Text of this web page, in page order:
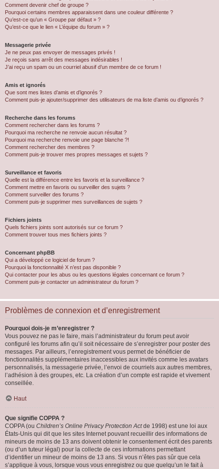
Comment devenir chef de groupe ?
Pourquoi certains membres apparaissent dans une couleur différente ?
Qu’est-ce qu’un « Groupe par défaut » ?
Qu’est-ce que le lien « L’équipe du forum » ?
Messagerie privée
Je ne peux pas envoyer de messages privés !
Je reçois sans arrêt des messages indésirables !
J’ai reçu un spam ou un courriel abusif d’un membre de ce forum !
Amis et ignorés
Que sont mes listes d’amis et d’ignorés ?
Comment puis-je ajouter/supprimer des utilisateurs de ma liste d’amis ou d’ignorés ?
Recherche dans les forums
Comment rechercher dans les forums ?
Pourquoi ma recherche ne renvoie aucun résultat ?
Pourquoi ma recherche renvoie une page blanche ?!
Comment rechercher des membres ?
Comment puis-je trouver mes propres messages et sujets ?
Surveillance et favoris
Quelle est la différence entre les favoris et la surveillance ?
Comment mettre en favoris ou surveiller des sujets ?
Comment surveiller des forums ?
Comment puis-je supprimer mes surveillances de sujets ?
Fichiers joints
Quels fichiers joints sont autorisés sur ce forum ?
Comment trouver tous mes fichiers joints ?
Concernant phpBB
Qui a développé ce logiciel de forum ?
Pourquoi la fonctionnalité X n’est pas disponible ?
Qui contacter pour les abus ou les questions légales concernant ce forum ?
Comment puis-je contacter un administrateur du forum ?
Problèmes de connexion et d’enregistrement
Pourquoi dois-je m’enregistrer ?
Vous pouvez ne pas le faire, mais l’administrateur du forum peut avoir
configuré les forums afin qu’il soit nécessaire de s’enregistrer pour poster des
messages. Par ailleurs, l’enregistrement vous permet de bénéficier de
fonctionnalités supplémentaires inaccessibles aux invités comme les avatars
personnalisés, la messagerie privée, l’envoi de courriels aux autres membres,
l’adhésion à des groupes, etc. La création d’un compte est rapide et vivement
conseillée.
Haut
Que signifie COPPA ?
COPPA (ou Children’s Online Privacy Protection Actde 1998) est une loi aux
États-Unis qui dit que les sites Internet pouvant recueillir des informations de
mineurs de moins de 13 ans doivent obtenir le consentement écrit des parents
(ou d’un tuteur légal) pour la collecte de ces informations permettant
d’identifier un mineur de moins de 13 ans. Si vous n’êtes pas sûr que cela
s’applique à vous, lorsque vous vous enregistrez ou que quelqu’un le fait à